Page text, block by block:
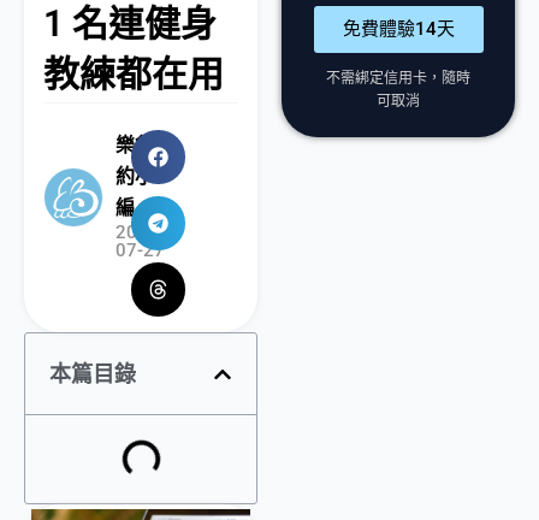
1 名連健身
教練都在用
樂創
約小
編
2025-
07-27
本篇目錄
免費體驗14天
不需綁定信用卡，隨時
可取消